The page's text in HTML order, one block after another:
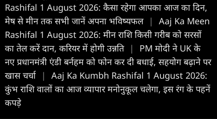
Rashifal 1 August 2026: कैसा रहेगा आपका आज का द‍िन,
मेष से मीन तक सभी जानें अपना भविष्यफल |
Aaj Ka Meen
Rashifal 1 August 2026: मीन राशि किसी गरीब को सरसों
का तेल करें दान, करियर में होगी उन्नति |
PM मोदी ने UK के
नए प्रधानमंत्री एंडी बर्नहम को फोन कर दी बधाई, सहयोग बढ़ाने पर
खास चर्चा
|
Aaj Ka Kumbh Rashifal 1 August 2026:
कुंभ राशि वालों का आज व्यापार मनोनुकूल चलेगा, इस रंग के पहनें
कपड़े